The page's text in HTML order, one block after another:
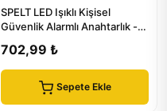
SPELT LED Işıklı Kişisel
Güvenlik Alarmlı Anahtarlık -
702,99 ₺
Sepete Ekle